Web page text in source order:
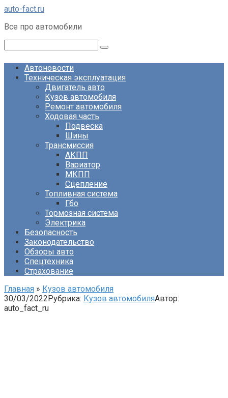
Перейти
контенту
auto-fact.ru
Все про автомобили
Автоновости
Техническая эксплуатация
Двигатель авто
Кузов автомобиля
Ремонт автомобиля
Ходовая часть
Подвеска
Шины
Трансмиссия
АКПП
Вариатор
МКПП
Сцепление
Топливная система
Гбо
Тормозная система
Электрика
Безопасность
Законодательство
Обзоры авто
Спецтехника
Страхование
Главная » Кузов автомобиля
30/03/2022Рубрика: Кузов автомобиляАвтор:
auto_fact_ru